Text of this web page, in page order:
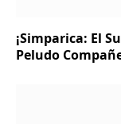
¡Simparica: El
Peludo